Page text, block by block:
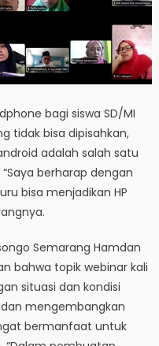
bagi siswa SD/MI
tidak bisa dipisahkan,
adalah salah satu
berharap dengan
bisa menjadikan HP
Semarang Hamdan
bahwa topik webinar kali
situasi dan kondisi
mengembangkan
bermanfaat untuk